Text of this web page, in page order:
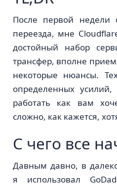
После первой недели
переезда, мне
достойный набор
трансфер, вполне
некоторые нюансы.
определенных усилий,
работать как вам
сложно, как кажется,
С чего все
Давным давно, в
я использовал